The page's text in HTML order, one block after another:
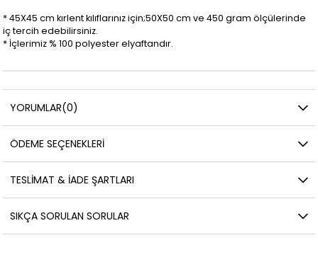
* 45X45 cm kırlent kılıflarınız için;50X50 cm ve 450 gram ölçülerinde
iç tercih edebilirsiniz.
* İçlerimiz % 100 polyester elyaftandır.
YORUMLAR(0)
ÖDEME SEÇENEKLERI
TESLIMAT & İADE ŞARTLARI
SIKÇA SORULAN SORULAR